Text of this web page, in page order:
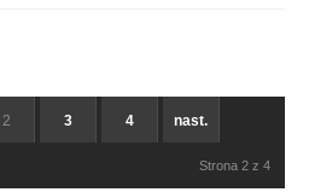
2 3 4 nast.
Strona 2 z 4